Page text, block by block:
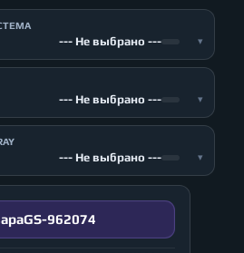
--- Не выбрано --- ▾
--- Не выбрано --- ▾
--- Не выбрано --- ▾
GS-962074